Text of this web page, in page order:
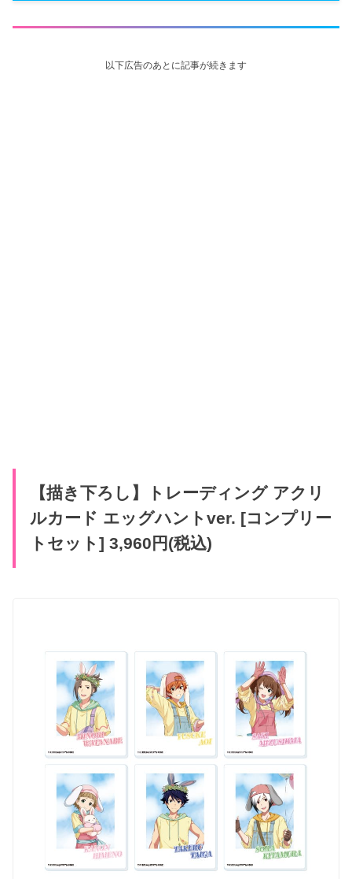
以下広告のあとに記事が続きます
【描き下ろし】トレーディング アクリ
ルカード エッグハントver. [コンプリー
トセット] 3,960円(税込)